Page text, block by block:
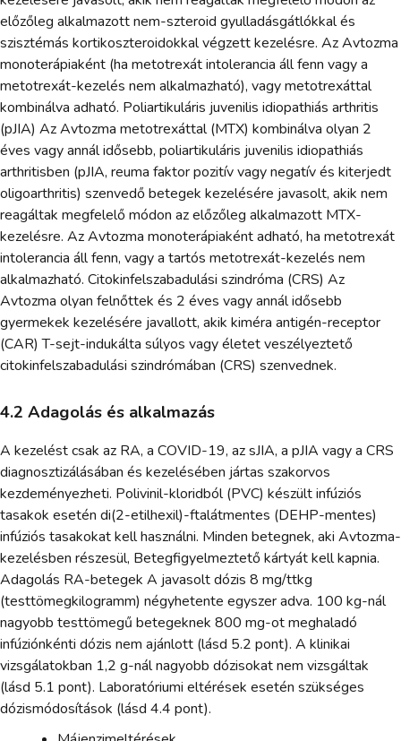
előzőleg alkalmazott nem-szteroid gyulladásgátlókkal és
szisztémás kortikoszteroidokkal végzett kezelésre. Az Avtozma
monoterápiaként (ha metotrexát intolerancia áll fenn vagy a
metotrexát-kezelés nem alkalmazható), vagy metotrexáttal
kombinálva adható. Poliartikuláris juvenilis idiopathiás arthritis
(pJIA) Az Avtozma metotrexáttal (MTX) kombinálva olyan 2
éves vagy annál idősebb, poliartikuláris juvenilis idiopathiás
arthritisben (pJIA, reuma faktor pozitív vagy negatív és kiterjedt
oligoarthritis) szenvedő betegek kezelésére javasolt, akik nem
reagáltak megfelelő módon az előzőleg alkalmazott MTX-
kezelésre. Az Avtozma monoterápiaként adható, ha metotrexát
intolerancia áll fenn, vagy a tartós metotrexát-kezelés nem
alkalmazható. Citokinfelszabadulási szindróma (CRS) Az
Avtozma olyan felnőttek és 2 éves vagy annál idősebb
gyermekek kezelésére javallott, akik kiméra antigén-receptor
(CAR) T-sejt-indukálta súlyos vagy életet veszélyeztető
citokinfelszabadulási szindrómában (CRS) szenvednek.
4.2 Adagolás és alkalmazás
A kezelést csak az RA, a COVID-19, az sJIA, a pJIA vagy a CRS
diagnosztizálásában és kezelésében jártas szakorvos
kezdeményezheti. Polivinil-kloridból (PVC) készült infúziós
tasakok esetén di(2-etilhexil)-ftalátmentes (DEHP-mentes)
infúziós tasakokat kell használni. Minden betegnek, aki Avtozma-
kezelésben részesül, Betegfigyelmeztető kártyát kell kapnia.
Adagolás RA-betegek A javasolt dózis 8 mg/ttkg
(testtömegkilogramm) négyhetente egyszer adva. 100 kg-nál
nagyobb testtömegű betegeknek 800 mg-ot meghaladó
infúziónkénti dózis nem ajánlott (lásd 5.2 pont). A klinikai
vizsgálatokban 1,2 g-nál nagyobb dózisokat nem vizsgáltak
(lásd 5.1 pont). Laboratóriumi eltérések esetén szükséges
dózismódosítások (lásd 4.4 pont).